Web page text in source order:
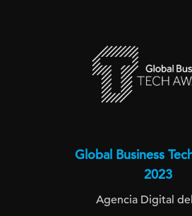
Global Business
2023
Agencia Digital